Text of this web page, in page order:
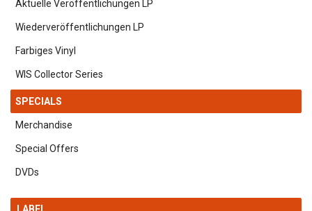
Aktuelle Veröffentlichungen LP
Wiederveröffentlichungen LP
Farbiges Vinyl
WIS Collector Series
SPECIALS
Merchandise
Special Offers
DVDs